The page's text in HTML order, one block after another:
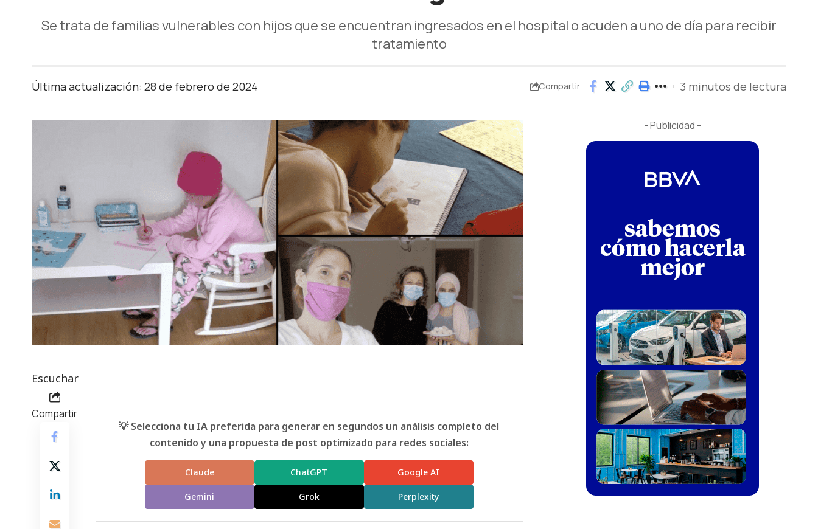
Se trata de familias vulnerables con hijos que se encuentran ingresados en el hospital o acuden a uno de día para recibir
tratamiento
Última actualización: 28 de febrero de 2024 Compartir 3 minutos de lectura
Escuchar
Compartir
💡 Selecciona tu IA preferida para generar en segundos un análisis completo del
contenido y una propuesta de post optimizado para redes sociales:
Claude ChatGPT Google AI
Gemini Grok Perplexity
- Publicidad -